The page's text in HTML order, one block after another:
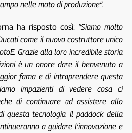
nelle moto di produzione”.
ha risposto così: “Siamo molto
come il nuovo costruttore unico
Grazie alla loro incredibile storia
è un onore dare il benvenuto a
fama e di intraprendere questa
impazienti di vedere cosa ci
di continuare ad assistere allo
questa tecnologia. Il paddock della
a guidare l’innovazione e